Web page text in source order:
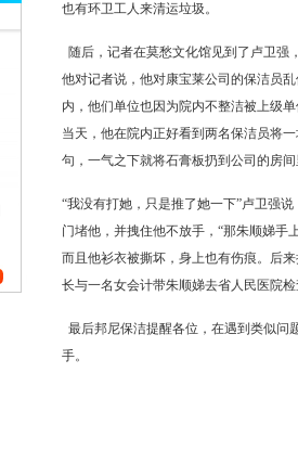
也有环卫工人来清运垃圾。
随后，记者在莫愁文化馆见到了卢卫强
他对记者说，他对康宝莱公司的保洁员
内，他们单位也因为院内不整洁被上级
当天，他在院内正好看到两名保洁员将
句，一气之下就将石膏板扔到公司的房
“我没有打她，只是推了她一下”卢卫强
门堵他，并拽住他不放手，“那朱顺娣手
而且他衫衣被撕坏，身上也有伤痕。后
长与一名女会计带朱顺娣去省人民医院
最后邦尼保洁提醒各位，在遇到类似问
手。